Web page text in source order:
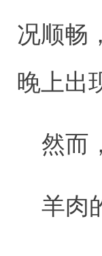
况顺畅
晚上出
然而
羊肉